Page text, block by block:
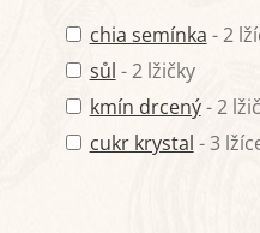
chia semínka - 2
sůl - 2 lžičky
kmín drcený- 2
cukr krystal - 3